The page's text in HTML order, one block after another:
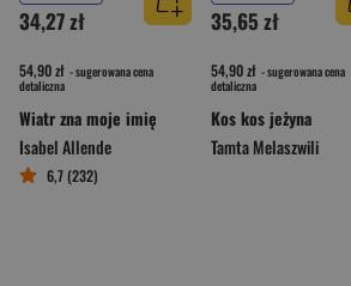
34,27 zł
54,90 zł - sugerowana cena
detaliczna
Wiatr zna moje imię
Isabel Allende
6,7 (232)
35,65 zł
54,90 zł - sugerowana cena
detaliczna
Kos kos jeżyna
Tamta Melaszwili